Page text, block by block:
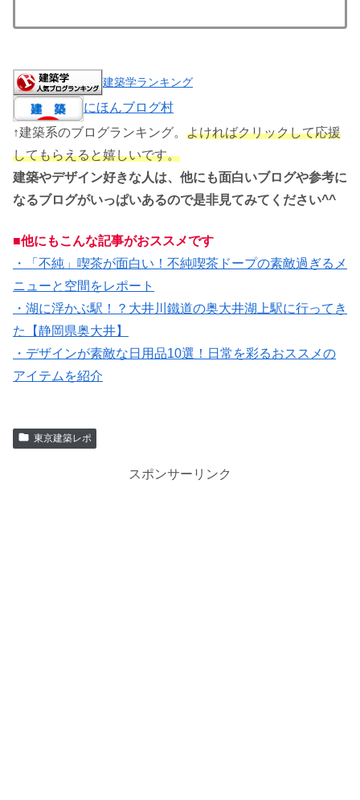
建築学ランキング
にほんブログ村
↑建築系のブログランキング。 よければクリックして応援
してもらえると嬉しいです。
建築やデザイン好きな人は、他にも面白いブログや参考に
なるブログがいっぱいあるので是非見てみてください^^
■他にもこんな記事がおススメです
・「不純」喫茶が面白い！不純喫茶ドープの素敵過ぎるメ
ニューと空間をレポート
・湖に浮かぶ駅！？大井川鐵道の奥大井湖上駅に行ってき
た【静岡県奥大井】
・デザインが素敵な日用品10選！日常を彩るおススメの
アイテムを紹介
東京建築レポ
スポンサーリンク